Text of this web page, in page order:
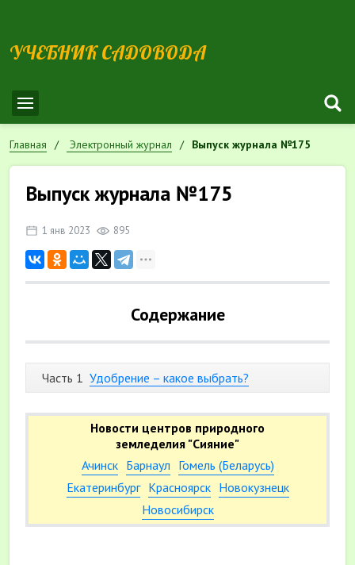
УЧЕБНИК САДОВОДА
Главная Электронный журнал Выпуск журнала №175
Выпуск журнала №175
1 янв 2023 895
Содержание
Часть 1 Удобрение – какое выбрать?
Новости центров природного
земледелия "Сияние"
Ачинск Барнаул Гомель (Беларусь)
Екатеринбург Красноярск Новокузнецк
Новосибирск